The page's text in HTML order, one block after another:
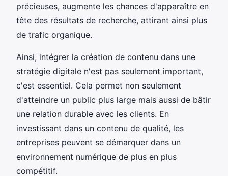
précieuses, augmente les chances d'apparaître en
tête des résultats de recherche, attirant ainsi plus
de trafic organique.
Ainsi, intégrer la création de contenu dans une
stratégie digitale n'est pas seulement important,
c'est essentiel. Cela permet non seulement
d'atteindre un public plus large mais aussi de bâtir
une relation durable avec les clients. En
investissant dans un contenu de qualité, les
entreprises peuvent se démarquer dans un
environnement numérique de plus en plus
compétitif.